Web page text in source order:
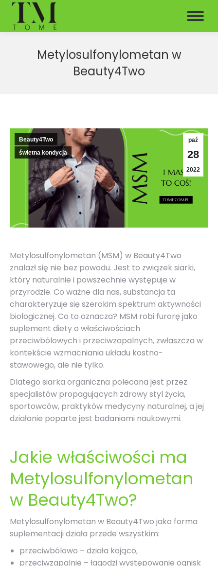
Metylosulfonylometan w
Beauty4Two
paź
28
2022
Beauty4Two
świetna kondycja
Metylosulfonylometan (MSM) w Beauty4Two
znalazł się nie bez powodu. Jest to związek siarki,
który naturalnie i powszechnie występuje w
przyrodzie. Co ważne dla nas, substancja ta
charakteryzuje się szerokim spektrum aktywności
biologicznej. Co to oznacza? MSM robi furorę jako
suplement diety o właściwościach
przeciwbólowych i przeciwzapalnych, zwłaszcza w
kontekście wzmacniania układu kostno-
stawowego, ale nie tylko.
Dlatego siarka organiczna polecana jest przez
specjalistów propagujących zdrowy styl życia,
sportowców, praktyków medycyny naturalnej, a jej
działanie poparte jest badaniami naukowymi.
Jakie właściwości ma
Metylosulfonylometan
w Beauty4Two?
Metylosulfonylometan w Beauty4Two jako forma
suplementacji działa przede wszystkim:
przeciwbólowo – działa kojąco,
przeciwzapalnie – łagodzi występowanie ognisk